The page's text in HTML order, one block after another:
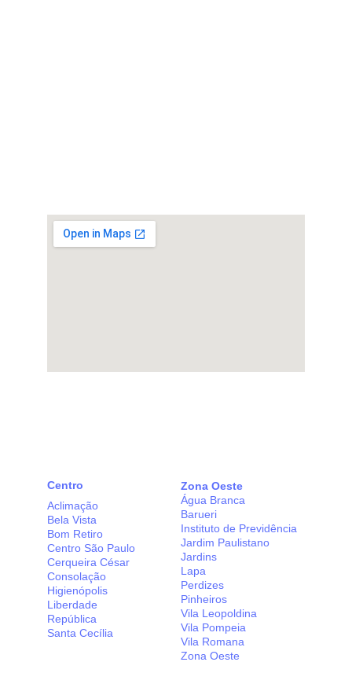
Centro
Aclimação
Bela Vista
Bom Retiro
Centro São Paulo
Cerqueira César
Consolação
Higienópolis
Liberdade
República
Santa Cecília
Zona Oeste
Água Branca
Barueri
Instituto de Previdência
Jardim Paulistano
Jardins
Lapa
Perdizes
Pinheiros
Vila Leopoldina
Vila Pompeia
Vila Romana
Zona Oeste